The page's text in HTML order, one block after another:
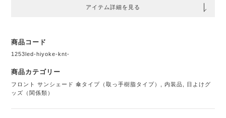
アイテム詳細を見る
商品コード
1253led-hiyoke-knt-
商品カテゴリー
フロント サンシェード 傘タイプ（取っ手樹脂タイプ） 内装品
日よけグ
ッズ（関係類）